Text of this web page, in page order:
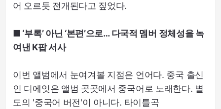
어 오르듯 전개된다고 짚었다.
■ ‘부록’ 아닌 ‘본편’으로… 다국적 멤버 정체성을 녹
여낸 K팝 서사
이번 앨범에서 눈여겨볼 지점은 언어다. 중국 출신
인 디에잇은 앨범 곳곳에서 중국어로 노래한다. 별
도의 '중국어 버전'이 아니다. 타이틀곡